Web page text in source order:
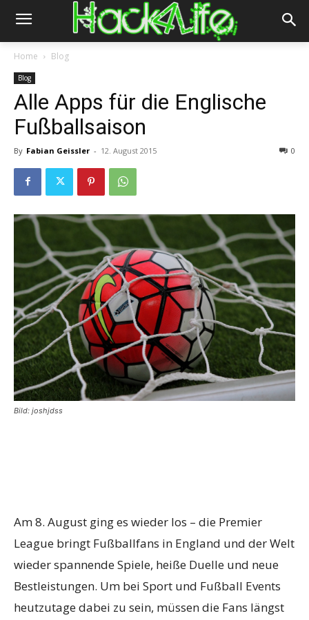
Home Blog
Blog
Alle Apps für die Englische
Fußballsaison
By Fabian Geissler - 12. August 2015 0
Bild: joshjdss
Am 8. August ging es wieder los – die Premier
League bringt Fußballfans in England und der Welt
wieder spannende Spiele, heiße Duelle und neue
Bestleistungen. Um bei Sport und Fußball Events
heutzutage dabei zu sein, müssen die Fans längst